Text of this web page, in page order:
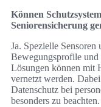
Können
Seniorensicherung
Ja. Spezielle
Bewegungsprofile
Lösungen können mit
vernetzt werden.
Datenschutz bei
besonders zu beachten.